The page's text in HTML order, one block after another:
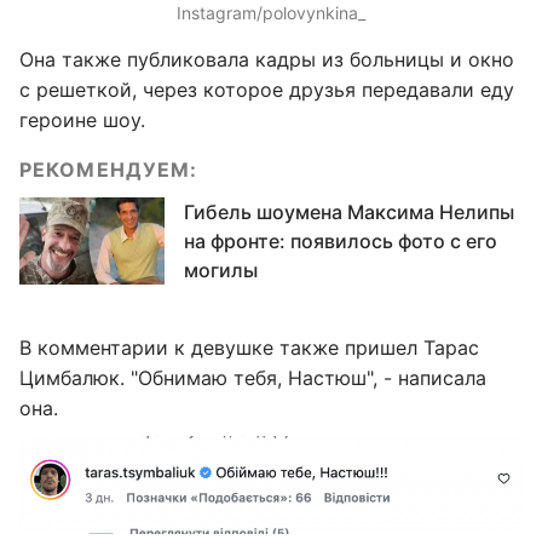
Instagram/polovynkina_
Она также публиковала кадры из больницы и окно
с решеткой, через которое друзья передавали еду
героине шоу.
РЕКОМЕНДУЕМ:
Гибель шоумена Максима Нелипы
на фронте: появилось фото с его
могилы
В комментарии к девушке также пришел Тарас
Цимбалюк. "Обнимаю тебя, Настюш", - написала
она.